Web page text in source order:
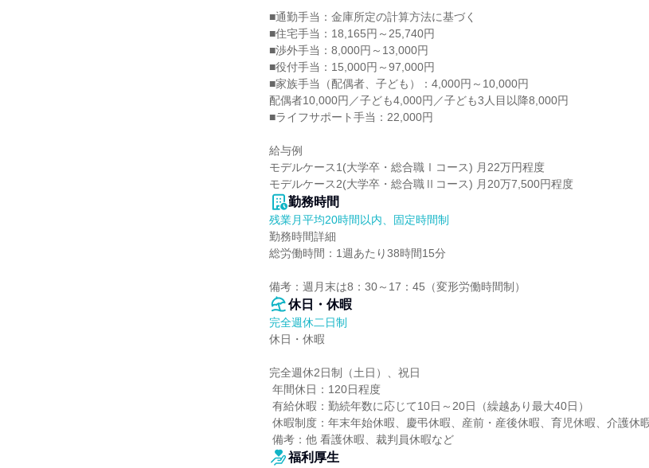
■通勤手当：金庫所定の計算方法に基づく
■住宅手当：18,165円～25,740円
■渉外手当：8,000円～13,000円
■役付手当：15,000円～97,000円
■家族手当（配偶者、子ども）：4,000円～10,000円
配偶者10,000円／子ども4,000円／子ども3人目以降8,000円
■ライフサポート手当：22,000円
給与例
モデルケース1(大学卒・総合職Ⅰコース) 月22万円程度
モデルケース2(大学卒・総合職Ⅱコース) 月20万7,500円程度
勤務時間
残業月平均20時間以内、固定時間制
勤務時間詳細
総労働時間：1週あたり38時間15分
備考：週月末は8：30～17：45（変形労働時間制）
休日・休暇
完全週休二日制
休日・休暇
完全週休2日制（土日）、祝日
備考：他 看護休暇、裁判員休暇など
福利厚生